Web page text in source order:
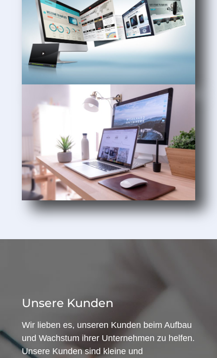
Unsere Kunden
Wir lieben es, unseren Kunden beim Aufbau
und Wachstum ihrer Unternehmen zu helfen.
Unsere Kunden sind kleine und